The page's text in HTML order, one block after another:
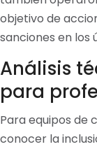
objetivo de
sanciones en los
Análisis
para
Para equipos de
conocer la